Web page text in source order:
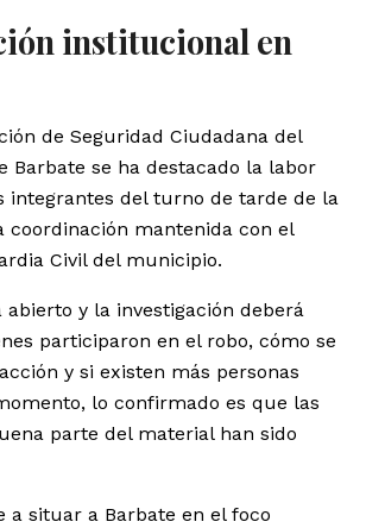
institucional en
de Seguridad Ciudadana del
Barbate se ha destacado la labor
integrantes del turno de tarde de la
coordinación mantenida con el
Civil del municipio.
abierto y la investigación deberá
participaron en el robo, cómo se
y si existen más personas
lo confirmado es que las
parte del material han sido
a situar a Barbate en el foco